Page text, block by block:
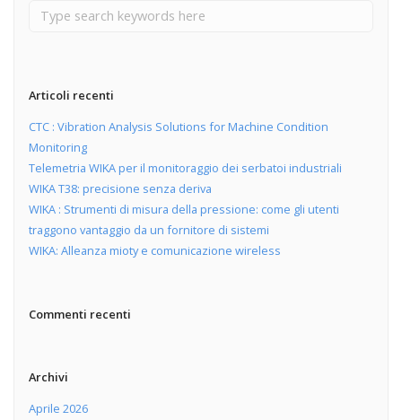
Articoli recenti
CTC : Vibration Analysis Solutions for Machine Condition
Monitoring
Telemetria WIKA per il monitoraggio dei serbatoi industriali
WIKA T38: precisione senza deriva
WIKA : Strumenti di misura della pressione: come gli utenti
traggono vantaggio da un fornitore di sistemi
WIKA: Alleanza mioty e comunicazione wireless
Commenti recenti
Archivi
Aprile 2026